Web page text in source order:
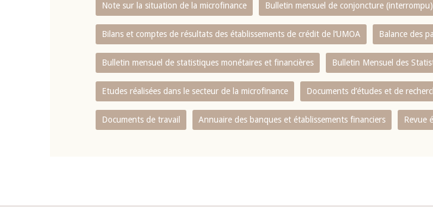
Note sur la situation de la microfinance Bulletin mensuel de conjoncture (interrompu)
Bilans et comptes de résultats des établissements de crédit de l‘UMOA Balance des
Bulletin mensuel de statistiques monétaires et financières Bulletin Mensuel des
Etudes réalisées dans le secteur de la microfinance Documents d’études et de
Documents de travail Annuaire des banques et établissements financiers Revue